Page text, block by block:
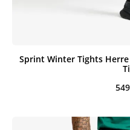
Sprint Winter Tights Herre